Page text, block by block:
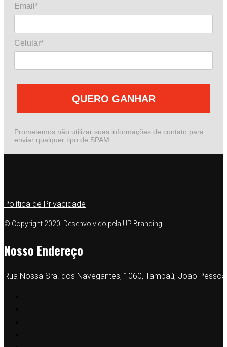
Email*
Celular*
QUERO GANHAR
Prometemos não utilizar suas informações de contato para
enviar qualquer tipo de SPAM.
Política de Privacidade
© Copyright 2020. Desenvolvido pela UP Branding
Nosso Endereço
Rua Nossa Sra. dos Navegantes, 1060, Tambaú, João